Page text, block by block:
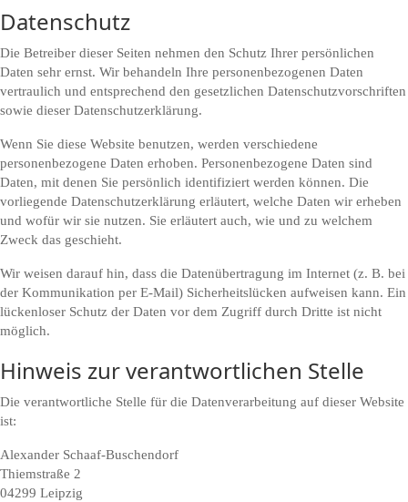
Datenschutz
Die Betreiber dieser Seiten nehmen den Schutz Ihrer persönlichen
Daten sehr ernst. Wir behandeln Ihre personenbezogenen Daten
vertraulich und entsprechend den gesetzlichen Datenschutzvorschriften
sowie dieser Datenschutzerklärung.
Wenn Sie diese Website benutzen, werden verschiedene
personenbezogene Daten erhoben. Personenbezogene Daten sind
Daten, mit denen Sie persönlich identifiziert werden können. Die
vorliegende Datenschutzerklärung erläutert, welche Daten wir erheben
und wofür wir sie nutzen. Sie erläutert auch, wie und zu welchem
Zweck das geschieht.
Wir weisen darauf hin, dass die Datenübertragung im Internet (z. B. bei
der Kommunikation per E-Mail) Sicherheitslücken aufweisen kann. Ein
lückenloser Schutz der Daten vor dem Zugriff durch Dritte ist nicht
möglich.
Hinweis zur verantwortlichen Stelle
Die verantwortliche Stelle für die Datenverarbeitung auf dieser Website
ist:
Alexander Schaaf-Buschendorf
Thiemstraße 2
04299 Leipzig